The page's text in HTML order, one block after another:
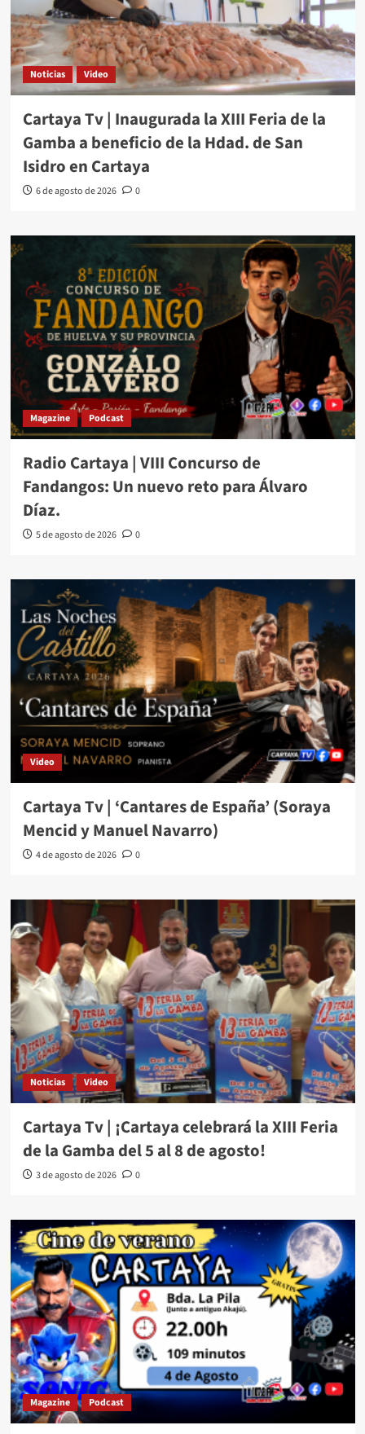
Noticias Video
Cartaya Tv | Inaugurada la XIII Feria de la
Gamba a beneficio de la Hdad. de San
Isidro en Cartaya
6 de agosto de 2026 0
Magazine Podcast
Radio Cartaya | VIII Concurso de
Fandangos: Un nuevo reto para Álvaro
Díaz.
5 de agosto de 2026 0
Video
Cartaya Tv | ‘Cantares de España’ (Soraya
Mencid y Manuel Navarro)
4 de agosto de 2026 0
Noticias Video
Cartaya Tv | ¡Cartaya celebrará la XIII Feria
de la Gamba del 5 al 8 de agosto!
3 de agosto de 2026 0
Magazine Podcast